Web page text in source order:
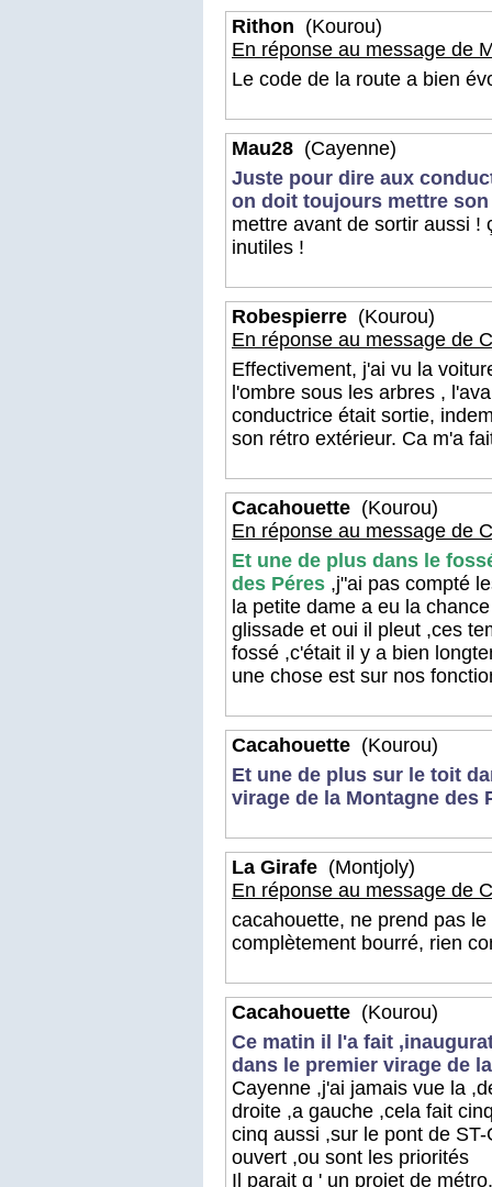
Rithon (Kourou)
En réponse au message de
Le code de la route a bien
Mau28 (Cayenne)
Juste pour dire aux
on doit toujours mettre
mettre avant de sortir aussi !
inutiles !
Robespierre (Kourou)
En réponse au message de
Effectivement, j'ai vu la
l'ombre sous les arbres ,
conductrice était sortie,
son rétro extérieur. Ca m'a
Cacahouette (Kourou)
En réponse au message de
Et une de plus dans le
des Péres ,j"ai pas compté
la petite dame a eu la
glissade et oui il pleut ,ces
fossé ,c'était il y a bien
une chose est sur nos
Cacahouette (Kourou)
Et une de plus sur le toit
virage de la Montagne des
La Girafe (Montjoly)
En réponse au message de
cacahouette, ne prend pas
complètement bourré, rien
Cacahouette (Kourou)
Ce matin il l'a fait
dans le premier virage de
Cayenne ,j'ai jamais vue la
droite ,a gauche ,cela fait
cinq aussi ,sur le pont de
ouvert ,ou sont les priorités
Il parait q ' un projet de